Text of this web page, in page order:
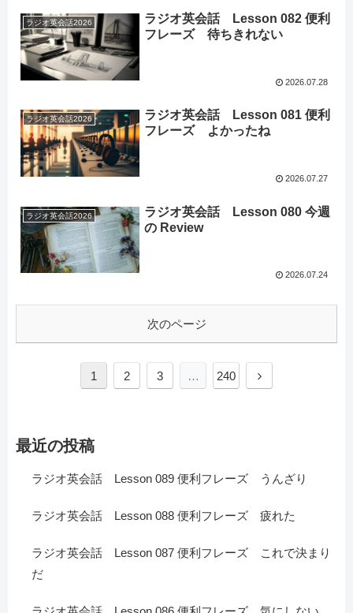
ラジオ英会話2026
ラジオ英会話 Lesson 082 便利
フレーズ 待ちきれない
2026.07.28
ラジオ英会話2026
ラジオ英会話 Lesson 081 便利
フレーズ よかったね
2026.07.27
ラジオ英会話2026
ラジオ英会話 Lesson 080 今週
の Review
2026.07.24
次のページ
1 2 3 … 240
最近の投稿
ラジオ英会話 Lesson 089 便利フレーズ うんざり
ラジオ英会話 Lesson 088 便利フレーズ 疲れた
ラジオ英会話 Lesson 087 便利フレーズ これで決まり
だ